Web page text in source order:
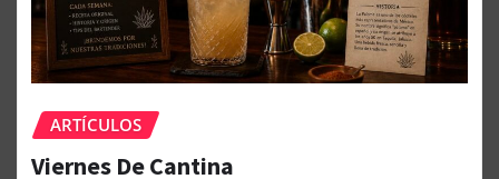
ARTÍCULOS
Viernes De Cantina